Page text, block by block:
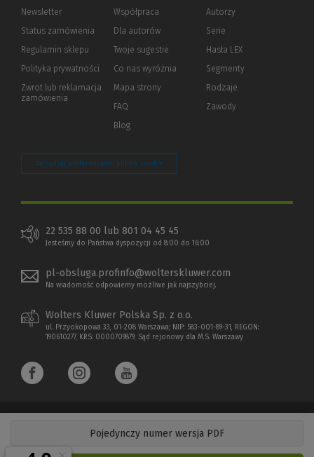
Pojedynczy numer wersja PDF
Newsletter
Status zamówienia
Regulamin sklepu
Polityka prywatności (Nowe
(Link
innej
Zwrot lub reklamacja
zamówienia
Współpraca
Dla autorów(Nowe
(Link
innej
strony)
Twoje sugestie
Co nas wyróżnia
Mapa strony
FAQ
Blog
Autorzy
Serie
Hasła LEX
Segmenty
Rodzaje
Zawody
Zarządzaj preferencjami plików cookie
22 535 88 00 lub 801 04 45 45
Jesteśmy do Państwa dyspozycji od 8:00 do 16:00
pl-obsluga.profinfo@wolterskluwer.com
Na wiadomość odpowiemy możliwe jak najszybciej.
Wolters Kluwer Polska Sp. z o.o.
ul. Przyokopowa 33, 01-208 Warszawa; NIP: 583-001-89-31, REGON:
190610277, KRS: 0000709879, Sąd rejonowy dla M.S. Warszawy
Copyright 1997 - 2026 Wolters Kluwer Polska Sp. z o.o.